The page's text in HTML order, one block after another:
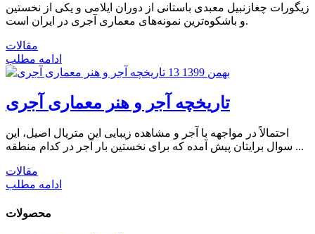
زیگورات چغازنبیل معبدی باستانی از دوران ایلامی و یکی از نخستین
و باشکوه‌ترین نمونه‌های معماری آجری در ایران است.
مقالات
ادامه مطلب
13 بهمن 1399
تاریخچه آجر و هنر معماری آجری
احتمالاً در مواجهه با آجر و مشاهده زیبایی این متریال اصیل، این
سوال برایتان پیش آمده که برای نخستین بار آجر در کدام منطقه ...
مقالات
ادامه مطلب
محصولات